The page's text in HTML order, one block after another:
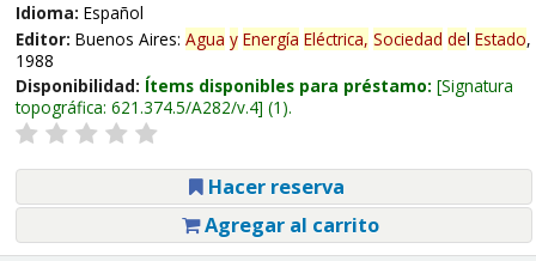
Idioma: Español
Editor: Buenos Aires: Agua y Energía Eléctrica, Sociedad del Estado,
1988
Disponibilidad: Ítems disponibles para préstamo: Signatura
topográfica: 621.374.5/A282/v.4 (1).
Hacer reserva
Agregar al carrito